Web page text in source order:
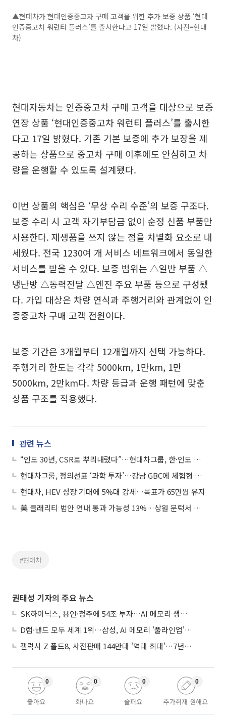
▲현대차가 현대인증중고차 구매 고객을 위한 추가 보증 상품 ‘현대
인증중고차 워런티 플러스’를 출시한다고 17일 밝혔다. (사진=현대
차)
현대자동차는 인증중고차 구매 고객을 대상으로 보증
연장 상품 ‘현대인증중고차 워런티 플러스’를 출시한
다고 17일 밝혔다. 기존 기본 보증에 추가 보장을 제
공하는 상품으로 중고차 구매 이후에도 안심하고 차
량을 운행할 수 있도록 설계됐다.
이번 상품의 핵심은 ‘무상 수리 수준’의 보증 구조다.
보증 수리 시 고객 자기부담금 없이 순정 신품 부품만
사용한다. 재생품을 쓰지 않는 점을 차별화 요소로 내
세웠다. 전국 1230여 개 서비스 네트워크에서 동일한
서비스를 받을 수 있다. 보증 범위는 △일반 부품 △
냉난방 △동력전달 △엔진 주요 부품 등으로 구성됐
다. 가입 대상은 차량 연식과 주행거리와 관계없이 인
증중고차 구매 고객 전원이다.
보증 기간은 3개월부터 12개월까지 선택 가능하다.
주행거리 한도는 각각 5000km, 1만km, 1만
5000km, 2만km다. 차량 등급과 운행 패턴에 맞춘
상품 구조를 적용했다.
관련 뉴스
“인도 30년, CSR로 뿌리내렸다”…현대차그룹, 한·인도 가교 확대
현대차그룹, 정의선표 ‘과학 투자’…강남 GBC에 체험형 과학관 짓는다
현대차, HEV 성장 기대에 5%대 강세…목표가 65만원 유지
美 클래리티 법안 연내 통과 가능성 13%…상원 문턱서 제동
#현대차
권태성 기자의 주요 뉴스
SK하이닉스, 용인·청주에 54조 투자…AI 메모리 생산기지 키운다
D램·낸드 모두 세계 1위…삼성, AI 메모리 '풀라인업'으로 승부
갤럭시 Z 폴드8, 사전판매 144만대 '역대 최대'…7년만에 갤노트10 기록 넘어
좋아요
0
화나요
0
슬퍼요
0
추가취재 원해요
0